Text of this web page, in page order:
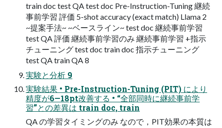
train doc test QA test doc Pre-Instruction-Tuning 継続
事前学習 評価 5-shot accuracy (exact match) Llama 2
~提案手法~ ~ベースライン~ test doc 継続事前学習
test QA 評価 継続事前学習のみ 継続事前学習 +指示
チューニング test doc train doc 指示チューニング
test QA train QA 8
実験と分析 9
実験結果 • Pre-Instruction-Tuning (PIT) により
精度が6—18pt改善する • “全部同時に継続事前学
習”との差異は train doc, train
QA の学習タイミングのみ なので，PIT効果の本質は